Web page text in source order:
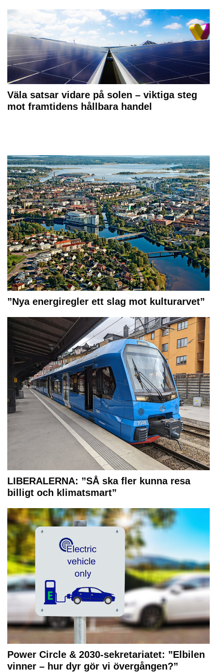
Väla satsar vidare på solen – viktiga steg
mot framtidens hållbara handel
”Nya energiregler ett slag mot kulturarvet”
LIBERALERNA: ”SÅ ska fler kunna resa
billigt och klimatsmart”
Power Circle & 2030-sekretariatet: ”Elbilen
vinner – hur dyr gör vi övergången?”